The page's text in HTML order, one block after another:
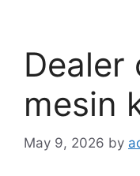
Dealer
mesin
May 9, 2026 by